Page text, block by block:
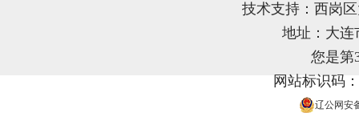
技术支持：西岗
地址：大连
您是第
网站标识码
辽公网安